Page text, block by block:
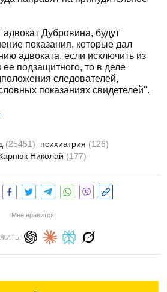
адвокат Дубровина, будут
показания, которые дал
адвоката, если исключить из
подзащитного, то в деле
следователей,
показаниях свидетелей".
(25451) психиатрия (126)
Николай (177)
Мне нравится